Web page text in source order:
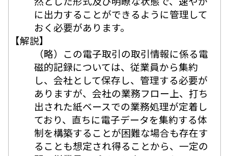
に出力することができるように管理して
おく必要があります。
【解説】
（略）この電子取引の取引情報に係る電
磁的記録については、従業員から集約
し、会社として保存し、管理する必要が
ありますが、会社の業務フロー上、打ち
出された紙ベースでの業務処理が定着し
ており、直ちに電子データを集約する体
制を構築することが困難な場合も存在す
ることも想定され得ることから、一定の